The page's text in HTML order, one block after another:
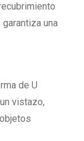
una
de U
vistazo,